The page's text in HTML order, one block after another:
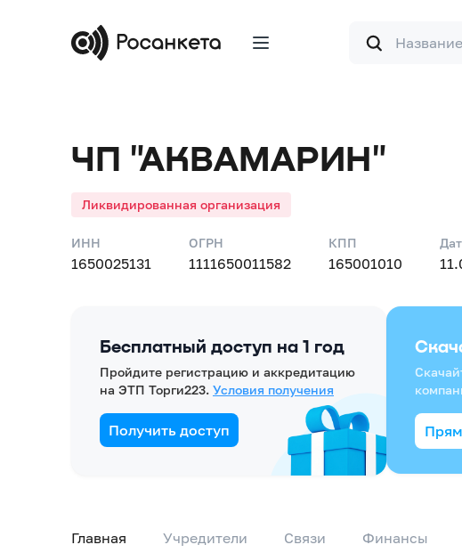
Форма
поиска
ЧП "АКВАМАРИН"
Ликвидированная организация
ИНН
1650025131
ОГРН
1111650011582
КПП
165001010
Бесплатный доступ на 1 год
Пройдите регистрацию и аккредитацию
на ЭТП Торги223. Условия получения
Получить доступ
Главная Учредители Связи Финансы